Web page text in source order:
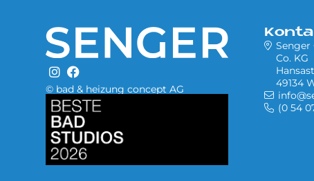
© bad & heizung concept AG
Bild
Senger
Co. KG
49134
(0 54